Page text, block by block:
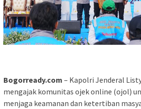
Bogorready.com – Kapolri Jenderal
mengajak komunitas ojek online (ojol)
menjaga keamanan dan ketertiban